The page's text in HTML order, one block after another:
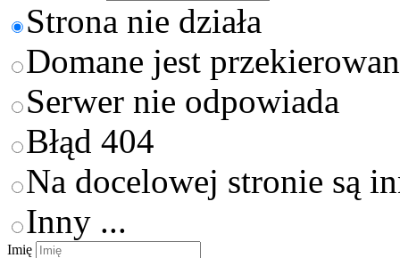
Strona nie działa
Domane jest
Serwer nie odpowiada
Błąd 404
Na docelowej stronie są
Inny ...
Imię